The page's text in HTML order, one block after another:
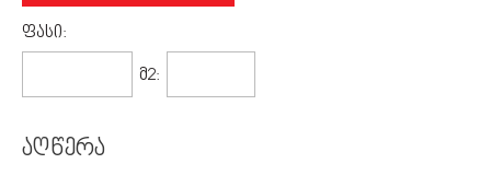
ᲤᲐᲡᲘ:
Მ2:
აღწერა